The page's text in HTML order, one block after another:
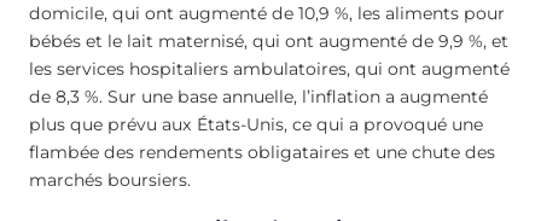
domicile, qui ont augmenté de 10,9 %, les aliments pour
bébés et le lait maternisé, qui ont augmenté de 9,9 %, et
les services hospitaliers ambulatoires, qui ont augmenté
de 8,3 %. Sur une base annuelle, l’inflation a augmenté
plus que prévu aux États-Unis, ce qui a provoqué une
flambée des rendements obligataires et une chute des
marchés boursiers.